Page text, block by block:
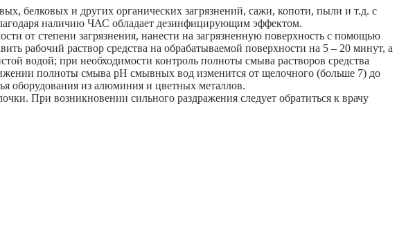
белковых и других органических загрязнений, сажи, копоти, пыли и т.д. с
наличию ЧАС обладает дезинфицирующим эффектом.
от степени загрязнения, нанести на загрязненную поверхность с помощью
рабочий раствор средства на обрабатываемой поверхности на 5 – 20 минут, а
водой; при необходимости контроль полноты смыва растворов средства
полноты смыва рН смывных вод изменится от щелочного (больше 7) до
оборудования из алюминия и цветных металлов.
При возникновении сильного раздражения следует обратиться к врачу